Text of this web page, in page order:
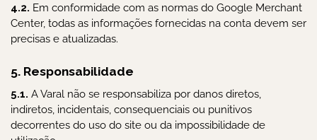
4.2. Em conformidade com as normas do Google Merchant
Center, todas as informações fornecidas na conta devem ser
precisas e atualizadas.
5. Responsabilidade
5.1. A Varal não se responsabiliza por danos diretos,
indiretos, incidentais, consequenciais ou punitivos
decorrentes do uso do site ou da impossibilidade de